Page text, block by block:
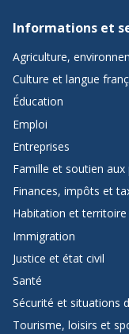
de
pied
de
page
de
Informations et
Agriculture,
Culture et langue
Éducation
Emploi
Entreprises
Famille et soutien aux
Finances, impôts et
Habitation et territoire
Immigration
Justice et état civil
Santé
Sécurité et situations
Tourisme, loisirs et